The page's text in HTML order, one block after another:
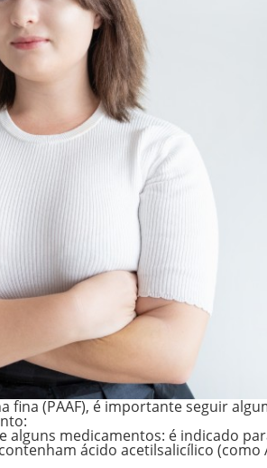
fina (PAAF), é importante seguir
alguns medicamentos: é indicado
ácido acetilsalicílico